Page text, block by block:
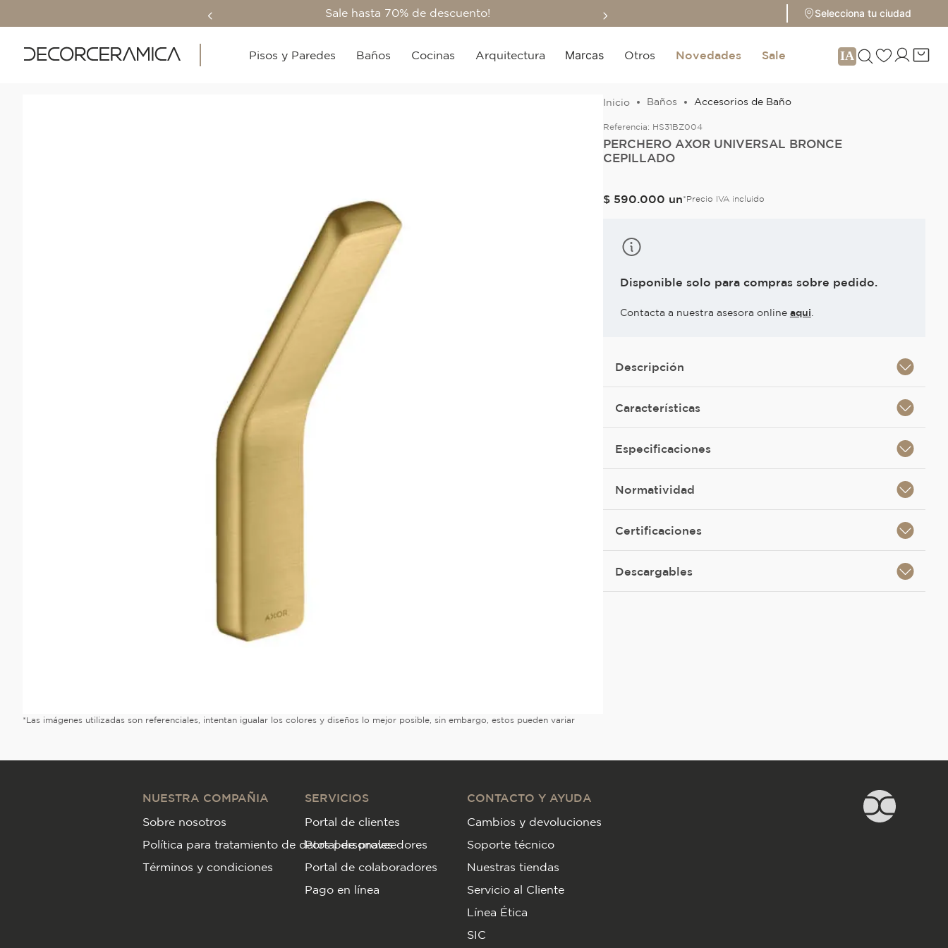
Sale hasta 70% de descuento! Selecciona tu ciudad
Pisos y Paredes Baños Cocinas Arquitectura Marcas Otros Novedades Sale
*Las imágenes utilizadas son referenciales, intentan igualar los colores y diseños lo mejor posible, sin embargo, estos pueden variar
Baños Accesorios de Baño
Referencia: HS31BZ004
PERCHERO AXOR UNIVERSAL BRONCE
CEPILLADO
$ 590.000 un*Precio IVA incluido
Disponible solo para compras sobre pedido.
Contacta a nuestra asesora online aqui
Descripción
Características
Especificaciones
Normatividad
Certificaciones
Descargables
NUESTRA COMPAÑIA
Sobre nosotros
Política para tratamiento de datos personales
Términos y condiciones
SERVICIOS
Portal de clientes
Portal de proveedores
Portal de colaboradores
Pago en línea
CONTACTO Y AYUDA
Cambios y devoluciones
Soporte técnico
Nuestras tiendas
Servicio al Cliente
Línea Ética
SIC